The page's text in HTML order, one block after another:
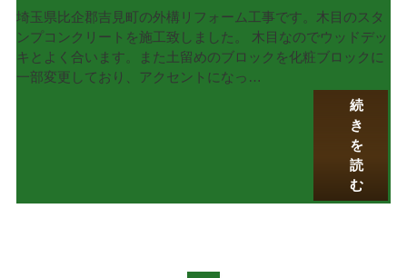
埼玉県比企郡吉見町の外構リフォーム工事です。木目のスタ
ンプコンクリートを施工致しました。 木目なのでウッドデッ
キとよく合います。また土留めのブロックを化粧ブロックに
一部変更しており、アクセントになっ…
続
き
を
読
む